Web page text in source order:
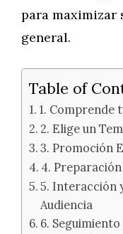
para maximizar
general.
Table of
1. Comprende
2. Elige un
3. Promoción
4.
5. Interacción
Audiencia
6.